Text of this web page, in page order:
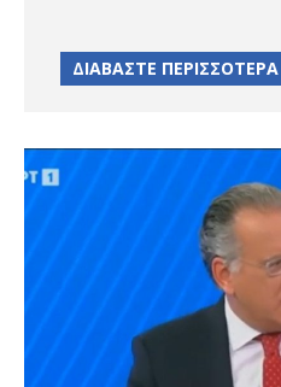
ΔΙΑΒΑΣΤΕ ΠΕΡΙΣΣΟΤΕΡΑ